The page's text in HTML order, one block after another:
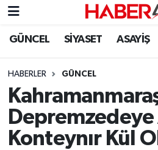
GÜNCEL SİYASET ASAYİŞ
HABERLER GÜNCEL
Konteynır Kül
GÜNCEL
SİYASET
SPOR
Nöbetçi Eczaneler
Hava Durumu
Kahramanmaraş Namaz
Trafik Durumu